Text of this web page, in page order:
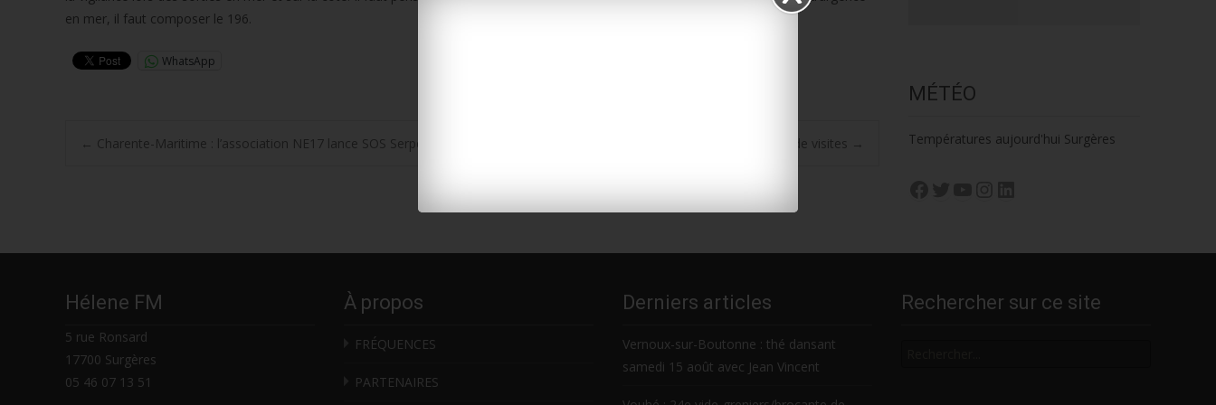
en mer, il faut composer le 196.
WhatsApp
Post
← Charente-Maritime : l’association NE17 lance SOS Serpents 17 Rochefort : l’Arsenal des mers étoffe son offre de visites →
MÉTÉO
Températures aujourd'hui Surgères
Hélene FM
5 rue Ronsard
17700 Surgères
05 46 07 13 51
À propos
FRÉQUENCES
PARTENAIRES
Derniers articles
Vernoux-sur-Boutonne : thé dansant
samedi 15 août avec Jean Vincent
Rechercher sur ce site